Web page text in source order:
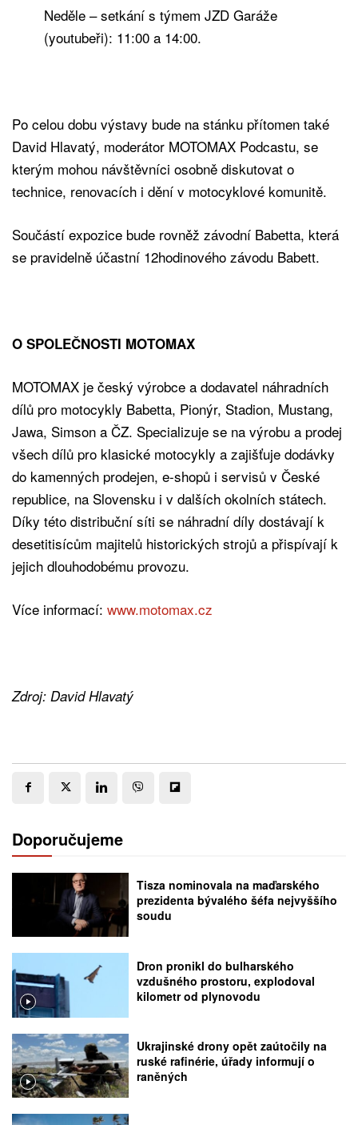
Neděle – setkání s týmem JZD Garáže
(youtubeři): 11:00 a 14:00.
Po celou dobu výstavy bude na stánku přítomen také
David Hlavatý, moderátor MOTOMAX Podcastu, se
kterým mohou návštěvníci osobně diskutovat o
technice, renovacích i dění v motocyklové komunitě.
Součástí expozice bude rovněž závodní Babetta, která
se pravidelně účastní 12hodinového závodu Babett.
O SPOLEČNOSTI MOTOMAX
MOTOMAX je český výrobce a dodavatel náhradních
dílů pro motocykly Babetta, Pionýr, Stadion, Mustang,
Jawa, Simson a ČZ. Specializuje se na výrobu a prodej
všech dílů pro klasické motocykly a zajišťuje dodávky
do kamenných prodejen, e-shopů i servisů v České
republice, na Slovensku i v dalších okolních státech.
Díky této distribuční síti se náhradní díly dostávají k
desetitisícům majitelů historických strojů a přispívají k
jejich dlouhodobému provozu.
Více informací: www.motomax.cz
Zdroj: David Hlavatý
Doporučujeme
Tisza nominovala na maďarského
prezidenta bývalého šéfa nejvyššího
soudu
Dron pronikl do bulharského
vzdušného prostoru, explodoval
kilometr od plynovodu
Ukrajinské drony opět zaútočily na
ruské rafinérie, úřady informují o
raněných